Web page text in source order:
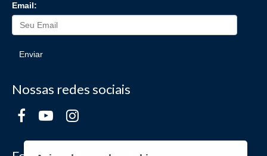
Email:
Enviar
Nossas redes sociais